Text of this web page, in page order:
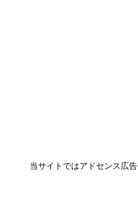
当サイトではアドセンス広